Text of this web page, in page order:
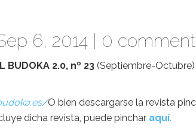
6, 2014 | 0
BUDOKA 2.0, nº 23 (Septiembre-Octubre)
O bien descargarse la revista
dicha revista, puede pinchar aquí.